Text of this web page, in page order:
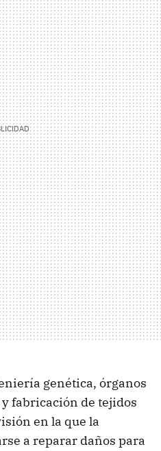
genética, órganos
fabricación de tejidos
en la que la
a reparar daños para